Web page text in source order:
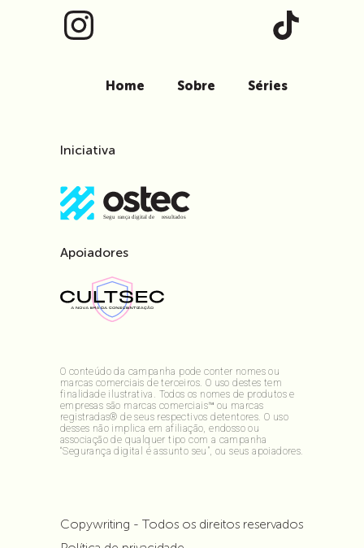
Home Sobre Séries
Iniciativa
Apoiadores
O conteúdo da campanha pode conter nomes ou
marcas comerciais de terceiros. O uso destes tem
finalidade ilustrativa. Todos os nomes de produtos e
empresas são marcas comerciais™ ou marcas
registradas® de seus respectivos detentores. O uso
desses não implica em afiliação, endosso ou
associação de qualquer tipo com a campanha
“Segurança digital é assunto seu”, ou seus apoiadores.
Copywriting - Todos os direitos reservados